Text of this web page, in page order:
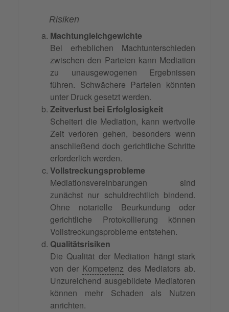
Risiken
Machtungleichgewichte
Bei erheblichen Machtunterschieden
zwischen den Parteien kann Mediation
zu unausgewogenen Ergebnissen
führen. Schwächere Parteien könnten
unter Druck gesetzt werden.
Zeitverlust bei Erfolglosigkeit
Scheitert die Mediation, kann wertvolle
Zeit verloren gehen, besonders wenn
anschließend doch gerichtliche Schritte
erforderlich werden.
Vollstreckungsprobleme
Mediationsvereinbarungen sind
zunächst nur schuldrechtlich bindend.
Ohne notarielle Beurkundung oder
gerichtliche Protokollierung können
Vollstreckungsprobleme entstehen.
Qualitätsrisiken
Die Qualität der Mediation hängt stark
von der Kompetenz des Mediators ab.
Unzureichend ausgebildete Mediatoren
können mehr Schaden als Nutzen
anrichten.